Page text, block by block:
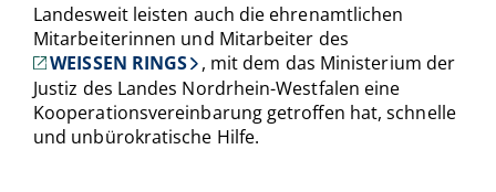
Landesweit leisten auch die ehrenamtlichen
Mitarbeiterinnen und Mitarbeiter des
WEISSEN RINGS
, mit dem das Ministerium der
Justiz des Landes Nordrhein-Westfalen eine
Kooperationsvereinbarung getroffen hat, schnelle
und unbürokratische Hilfe.